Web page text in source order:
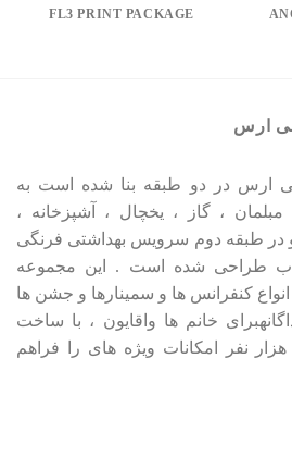
FL3 PRINT PACKAGE
ارس
ارس در دو طبقه بنا شده است به
، گاز ، یخچال ، آشپزخانه ،
در طبقه دوم سرویس بهداشتی فرنگی
طراحی شده است . این مجموعه
کنفرانس ها و سمینارها و جشن ها
خانم ها واقایون ، با ساخت
نفر امکانات ویژه های را فراهم